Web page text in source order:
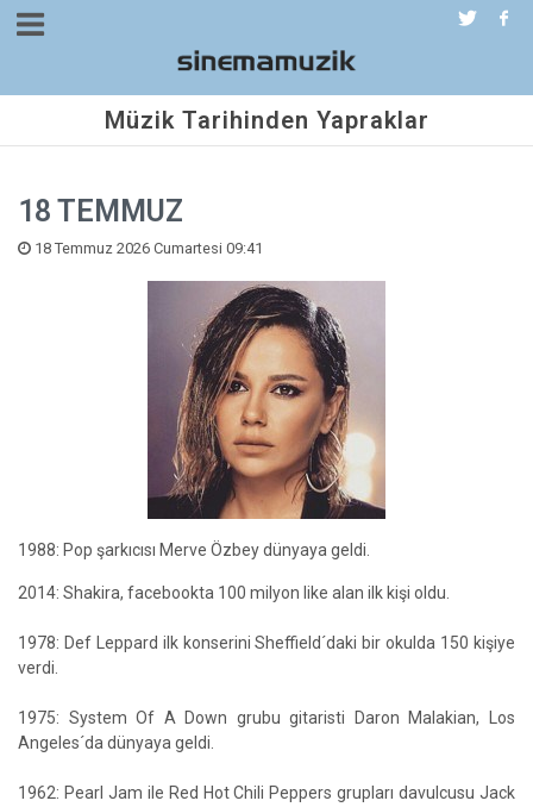
Müzik Tarihinden Yapraklar
18 TEMMUZ
18 Temmuz 2026 Cumartesi 09:41
1988: Pop şarkıcısı Merve Özbey dünyaya geldi.
2014: Shakira, facebookta 100 milyon like alan ilk kişi oldu.
1978: Def Leppard ilk konserini Sheffield´daki bir okulda 150 kişiye
verdi.
1975: System Of A Down grubu gitaristi Daron Malakian, Los
Angeles´da dünyaya geldi.
1962: Pearl Jam ile Red Hot Chili Peppers grupları davulcusu Jack